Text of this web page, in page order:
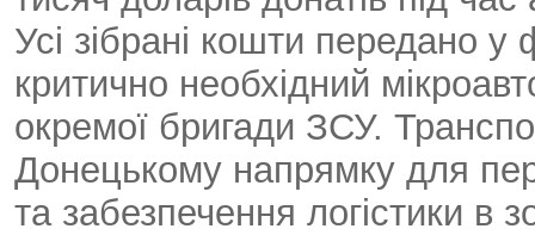
Усі зібрані кошти передано
критично необхідний
окремої бригади ЗСУ.
Донецькому напрямку для
та забезпечення логістики в